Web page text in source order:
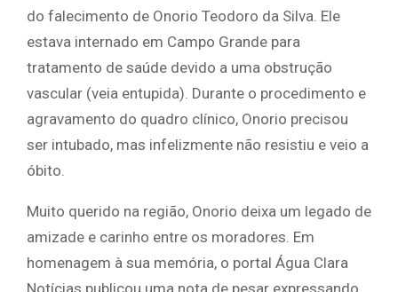
do falecimento de Onorio Teodoro da Silva. Ele
estava internado em Campo Grande para
tratamento de saúde devido a uma obstrução
vascular (veia entupida). Durante o procedimento e
agravamento do quadro clínico, Onorio precisou
ser intubado, mas infelizmente não resistiu e veio a
óbito.
​Muito querido na região, Onorio deixa um legado de
amizade e carinho entre os moradores. Em
homenagem à sua memória, o portal Água Clara
Notícias publicou uma nota de pesar expressando